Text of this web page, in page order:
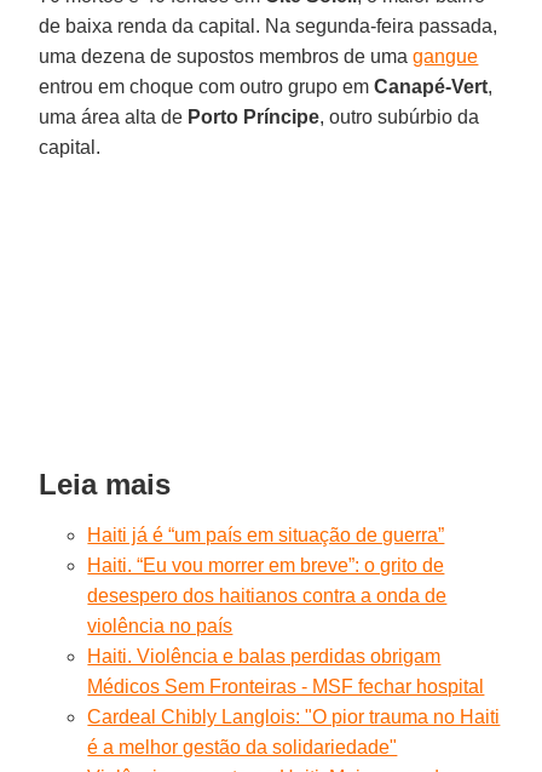
de baixa renda da capital. Na segunda-feira passada,
uma dezena de supostos membros de umagangue
entrou em choque com outro grupo emCanapé-Vert,
uma área alta de Porto Príncipe, outro subúrbio da
capital.
Leia mais
Haiti já é “um país em situação de guerra”
Haiti. “Eu vou morrer em breve”: o grito de
desespero dos haitianos contra a onda de
violência no país
Haiti. Violência e balas perdidas obrigam
Médicos Sem Fronteiras - MSF fechar hospital
Cardeal Chibly Langlois: "O pior trauma no Haiti
é a melhor gestão da solidariedade"